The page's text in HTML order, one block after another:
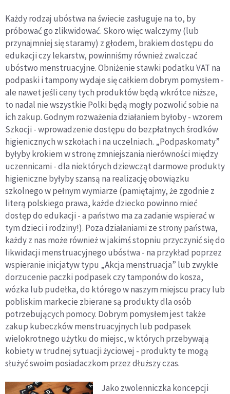
Każdy rodzaj ubóstwa na świecie zasługuje na to, by
próbować go zlikwidować. Skoro więc walczymy (lub
przynajmniej się staramy) z głodem, brakiem dostępu do
edukacji czy lekarstw, powinniśmy również zwalczać
ubóstwo menstruacyjne. Obniżenie stawki podatku VAT na
podpaski i tampony wydaje się całkiem dobrym pomysłem -
ale nawet jeśli ceny tych produktów będą wkrótce niższe,
to nadal nie wszystkie Polki będą mogły pozwolić sobie na
ich zakup. Godnym rozważenia działaniem byłoby - wzorem
Szkocji - wprowadzenie dostępu do bezpłatnych środków
higienicznych w szkołach i na uczelniach. „Podpaskomaty”
byłyby krokiem w stronę zmniejszania nierówności między
uczennicami - dla niektórych dziewcząt darmowe produkty
higieniczne byłyby szansą na realizację obowiązku
szkolnego w pełnym wymiarze (pamiętajmy, że zgodnie z
literą polskiego prawa, każde dziecko powinno mieć
dostęp do edukacji - a państwo ma za zadanie wspierać w
tym dzieci i rodziny!). Poza działaniami ze strony państwa,
każdy z nas może również w jakimś stopniu przyczynić się do
likwidacji menstruacyjnego ubóstwa - na przykład poprzez
wspieranie inicjatyw typu „Akcja menstruacja” lub zwykłe
dorzucenie paczki podpasek czy tamponów do kosza,
wózka lub pudełka, do którego w naszym miejscu pracy lub
pobliskim markecie zbierane są produkty dla osób
potrzebujących pomocy. Dobrym pomysłem jest także
zakup kubeczków menstruacyjnych lub podpasek
wielokrotnego użytku do miejsc, w których przebywają
kobiety w trudnej sytuacji życiowej - produkty te mogą
służyć swoim posiadaczkom przez dłuższy czas.
Jako zwolenniczka koncepcji